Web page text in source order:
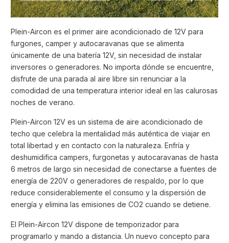
Plein-Aircon es el primer aire acondicionado de 12V para
furgones, camper y autocaravanas que se alimenta
únicamente de una batería 12V, sin necesidad de instalar
inversores o generadores. No importa dónde se encuentre,
disfrute de una parada al aire libre sin renunciar a la
comodidad de una temperatura interior ideal en las calurosas
noches de verano.
Plein-Aircon 12V es un sistema de aire acondicionado de
techo que celebra la mentalidad más auténtica de viajar en
total libertad y en contacto con la naturaleza. Enfría y
deshumidifica campers, furgonetas y autocaravanas de hasta
6 metros de largo sin necesidad de conectarse a fuentes de
energía de 220V o generadores de respaldo, por lo que
reduce considerablemente el consumo y la dispersión de
energía y elimina las emisiones de CO2 cuando se detiene.
El Plein-Aircon 12V dispone de temporizador para
programarlo y mando a distancia. Un nuevo concepto para